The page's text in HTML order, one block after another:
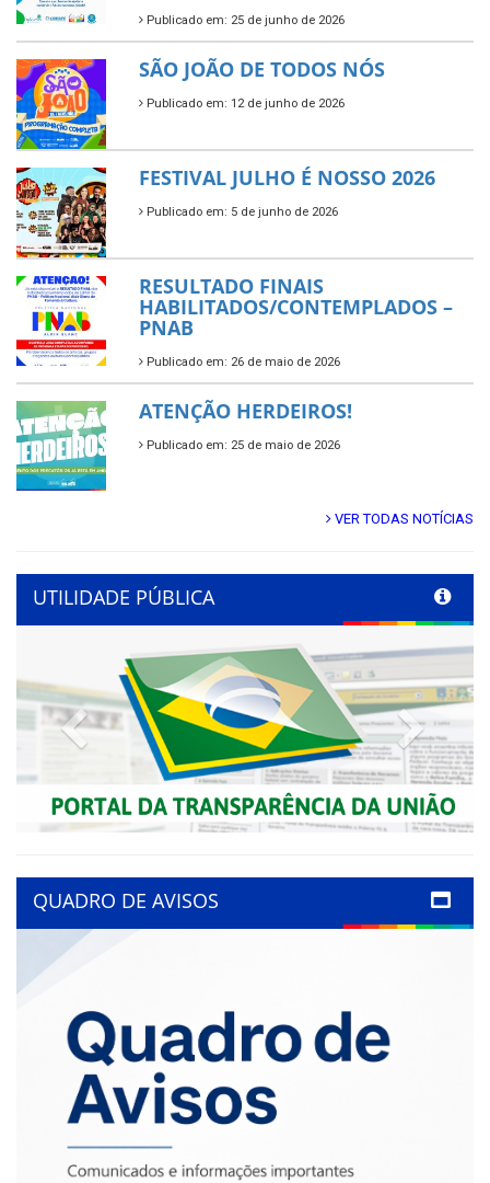
Publicado em: 25 de junho de 2026
SÃO JOÃO DE TODOS NÓS
Publicado em: 12 de junho de 2026
FESTIVAL JULHO É NOSSO 2026
Publicado em: 5 de junho de 2026
RESULTADO FINAIS
HABILITADOS/CONTEMPLADOS –
PNAB
Publicado em: 26 de maio de 2026
ATENÇÃO HERDEIROS!
Publicado em: 25 de maio de 2026
VER TODAS NOTÍCIAS
UTILIDADE PÚBLICA
Previous Next
QUADRO DE AVISOS